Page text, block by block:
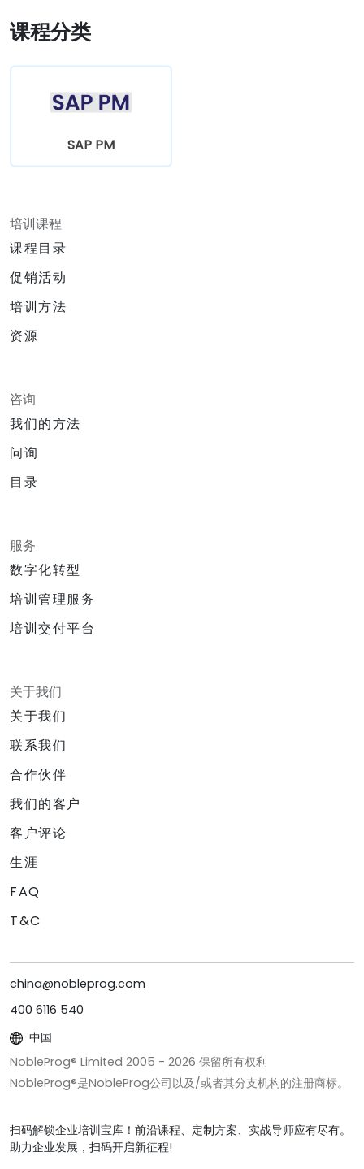
课程分类
SAP PM
培训课程
课程目录
促销活动
培训方法
资源
咨询
我们的方法
问询
目录
服务
数字化转型
培训管理服务
培训交付平台
关于我们
关于我们
联系我们
合作伙伴
我们的客户
客户评论
生涯
FAQ
T&C
china@nobleprog.com
400 6116 540
中国
NobleProg® Limited 2005 - 2026 保留所有权利
NobleProg®是NobleProg公司以及/或者其分支机构的注册商标。
扫码解锁企业培训宝库！前沿课程、定制方案、实战导师应有尽有。
助力企业发展，扫码开启新征程!